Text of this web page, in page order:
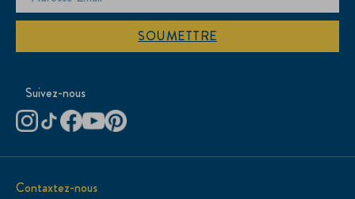
SOUMETTRE
Suivez-nous
Contaxtez-nous